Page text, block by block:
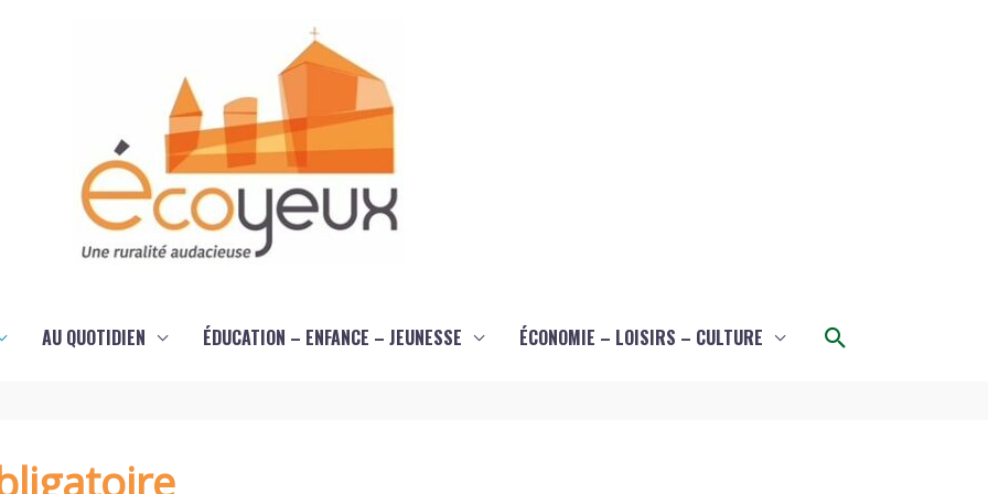
AU QUOTIDIEN ÉDUCATION – ENFANCE – JEUNESSE ÉCONOMIE – LOISIRS – CULTURE Rechercher